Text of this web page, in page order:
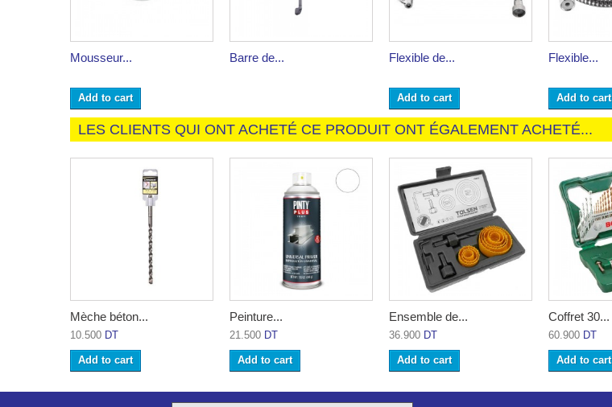
Mousseur...
Add to cart
Barre de... Flexible de...
Add to cart
Flexible...
Add to cart
LES CLIENTS QUI ONT ACHETÉ CE PRODUIT ONT ÉGALEMENT ACHETÉ...
Mèche béton...
10.500 DT
Add to cart
Peinture...
21.500 DT
Add to cart
Ensemble de...
36.900 DT
Add to cart
Coffret 30...
60.900 DT
Add to cart